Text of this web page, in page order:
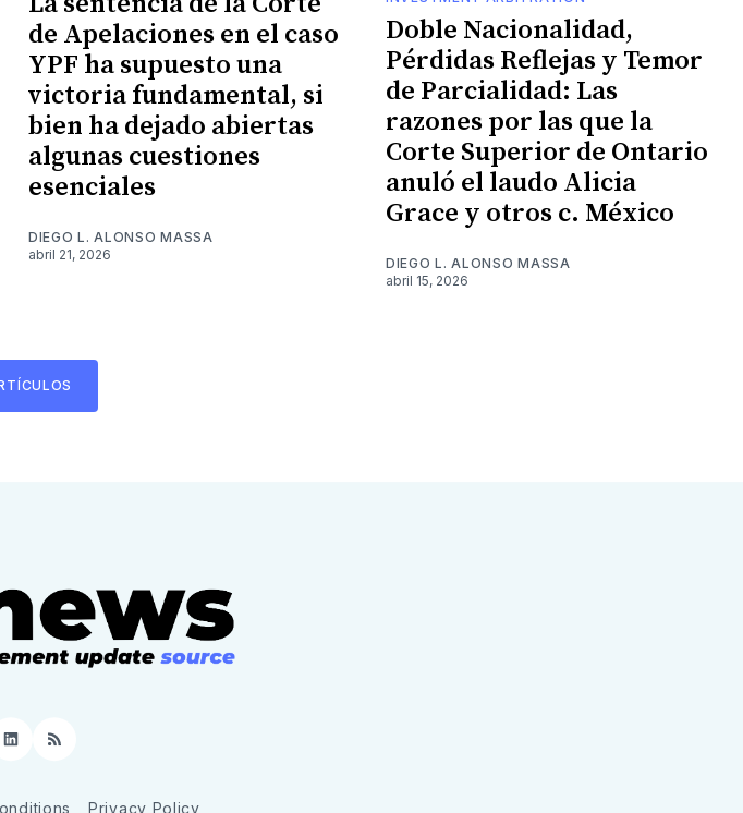
de Apelaciones en el caso
YPF ha supuesto una
victoria fundamental, si
bien ha dejado abiertas
algunas cuestiones
esenciales
DIEGO L. ALONSO MASSA
abril 21, 2026
Doble Nacionalidad,
Pérdidas Reflejas y Temor
de Parcialidad: Las
razones por las que la
Corte Superior de Ontario
anuló el laudo Alicia
Grace y otros c. México
DIEGO L. ALONSO MASSA
abril 15, 2026
LinkedIn
RSS
Privacy Policy